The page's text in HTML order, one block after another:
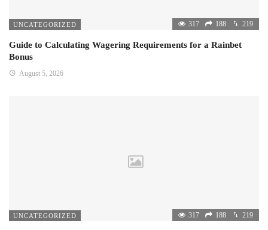
UNCATEGORIZED 317 188 219
Guide to Calculating Wagering Requirements for a Rainbet
Bonus
August 5, 2026
UNCATEGORIZED 317 188 219